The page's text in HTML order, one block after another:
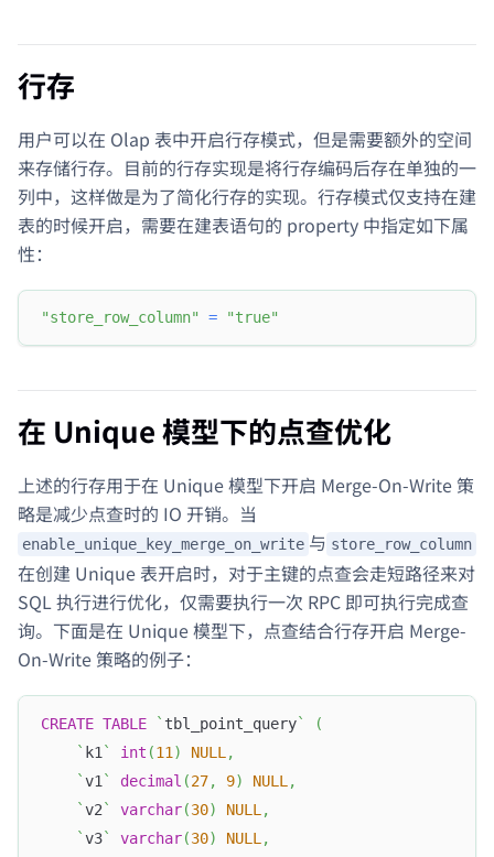
行存
用户可以在 Olap 表中开启行存模式，但是需要额外的空间
来存储行存。目前的行存实现是将行存编码后存在单独的一
列中，这样做是为了简化行存的实现。行存模式仅支持在建
表的时候开启，需要在建表语句的 property 中指定如下属
性：
"store_row_column" = "true"
在 Unique 模型下的点查优化
上述的行存用于在 Unique 模型下开启 Merge-On-Write 策
略是减少点查时的 IO 开销。当
enable_unique_key_merge_on_write 与 store_row_column
在创建 Unique 表开启时，对于主键的点查会走短路径来对
SQL 执行进行优化，仅需要执行一次 RPC 即可执行完成查
询。下面是在 Unique 模型下，点查结合行存开启 Merge-
On-Write 策略的例子：
CREATE TABLE ` tbl_point_query`
(
` k1 ` int (11 ) NULL ,
`v1 ` decimal (27, 9) NULL ,
`v2 ` varchar(30) NULL ,
`v3` varchar(30) NULL ,